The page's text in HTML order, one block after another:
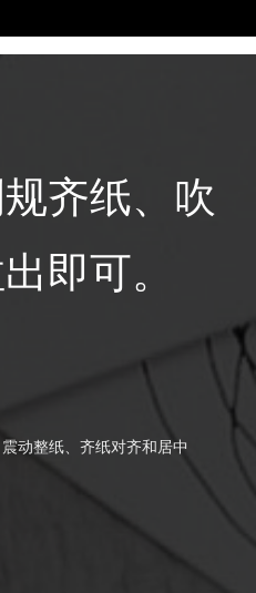
齐纸、吹
即可。
动整纸、齐纸对齐和居中